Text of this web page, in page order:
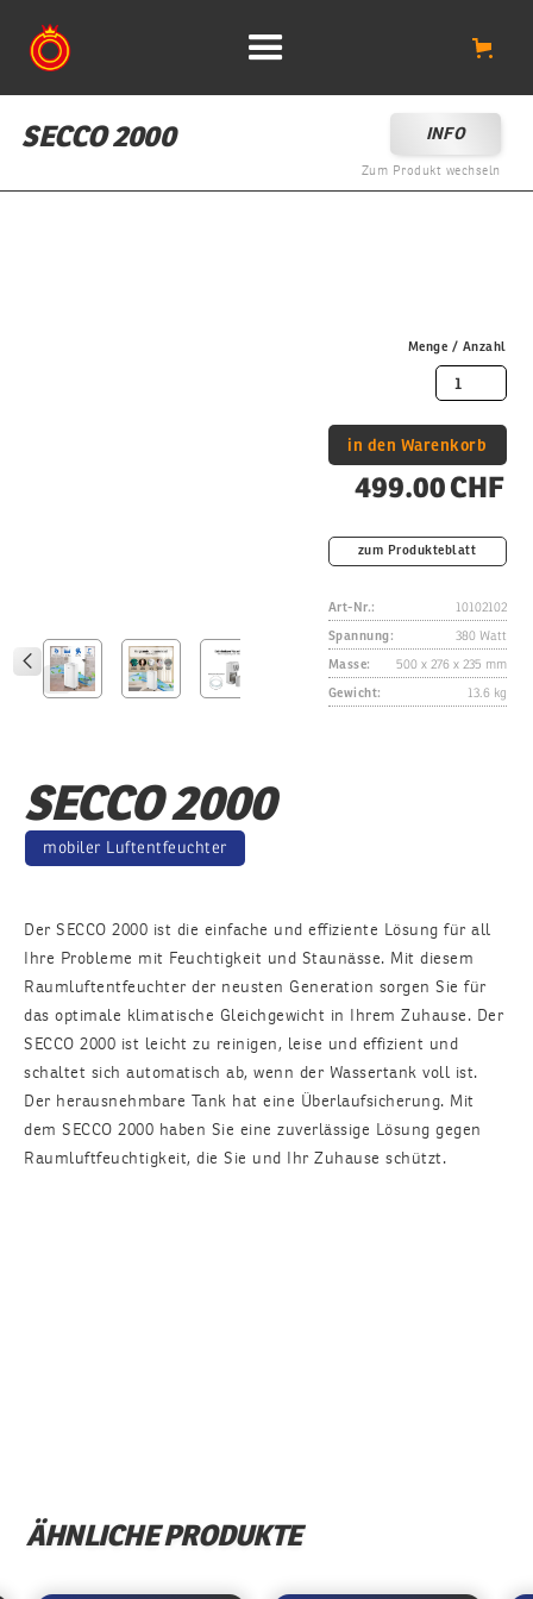
SECCO 2000 INFO
Zum Produkt wechseln
Menge / Anzahl
499.00 CHF
zum Produkteblatt
Art-Nr.:
10102102
Spannung:
380 Watt
Masse:
500 x 276 x 235 mm
Gewicht:
13.6 kg
SECCO 2000
mobiler Luftentfeuchter
Der SECCO 2000 ist die einfache und effiziente Lösung für all
Ihre Probleme mit Feuchtigkeit und Staunässe. Mit diesem
Raumluftentfeuchter der neusten Generation sorgen Sie für
das optimale klimatische Gleichgewicht in Ihrem Zuhause. Der
SECCO 2000 ist leicht zu reinigen, leise und effizient und
schaltet sich automatisch ab, wenn der Wassertank voll ist.
Der herausnehmbare Tank hat eine Überlaufsicherung. Mit
dem SECCO 2000 haben Sie eine zuverlässige Lösung gegen
Raumluftfeuchtigkeit, die Sie und Ihr Zuhause schützt.
ÄHNLICHE PRODUKTE